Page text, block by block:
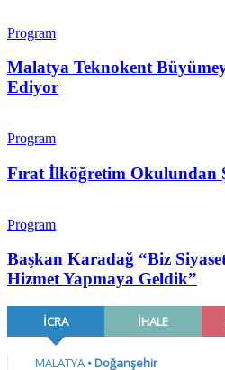
Program
Malatya Teknokent
Ediyor
Program
Fırat İlköğretim Okulundan
Program
Başkan Karadağ “Biz
Hizmet Yapmaya Geldik”